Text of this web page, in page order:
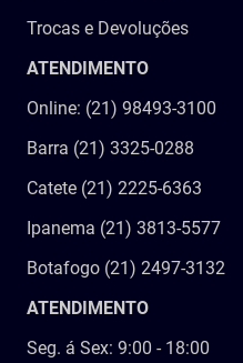
Trocas e Devoluções
ATENDIMENTO
Online: (21) 98493-3100
Barra (21) 3325-0288
Catete (21) 2225-6363
Ipanema (21) 3813-5577
Botafogo (21) 2497-3132
ATENDIMENTO
Seg. á Sex: 9:00 - 18:00